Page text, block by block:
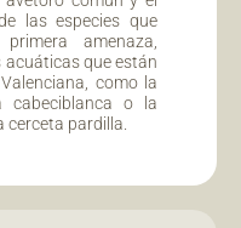
las especies que
amenaza,
acuáticas que están
como la
cabeciblanca o la
cerceta pardilla.